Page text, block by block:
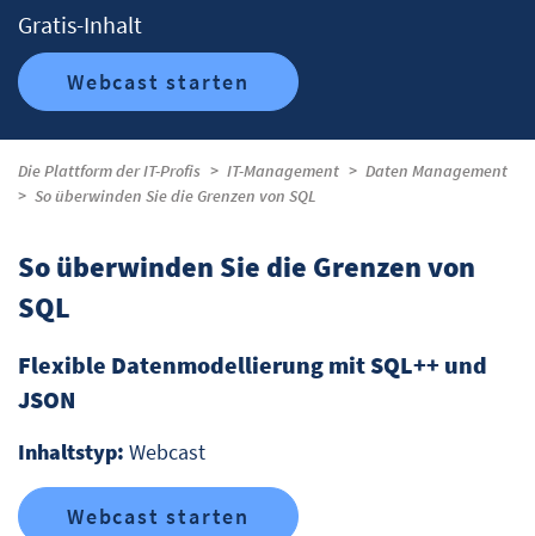
Gratis-Inhalt
Webcast starten
Die Plattform der IT-Profis IT-Management
Daten Management
So überwinden Sie die Grenzen von SQL
So überwinden Sie die Grenzen von
SQL
Flexible Datenmodellierung mit SQL++ und
JSON
Inhaltstyp: Webcast
Webcast starten